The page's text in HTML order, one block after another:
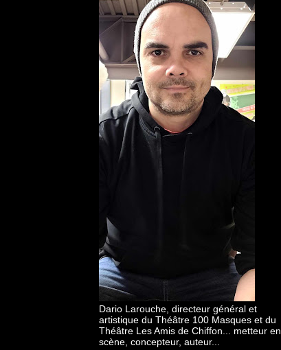
Dario Larouche, directeur général et
artistique du Théâtre 100 Masques et du
Théâtre Les Amis de Chiffon... metteur en
scène, concepteur, auteur...